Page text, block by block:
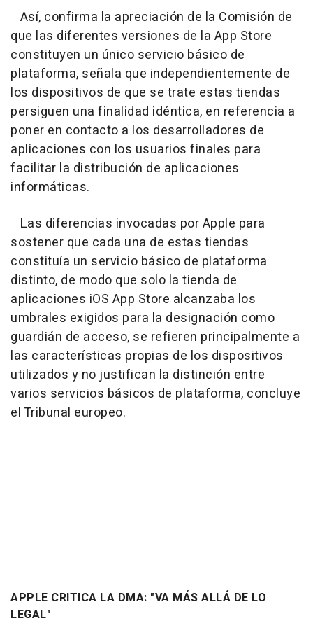
Así, confirma la apreciación de la Comisión de
que las diferentes versiones de la App Store
constituyen un único servicio básico de
plataforma, señala que independientemente de
los dispositivos de que se trate estas tiendas
persiguen una finalidad idéntica, en referencia a
poner en contacto a los desarrolladores de
aplicaciones con los usuarios finales para
facilitar la distribución de aplicaciones
informáticas.
Las diferencias invocadas por Apple para
sostener que cada una de estas tiendas
constituía un servicio básico de plataforma
distinto, de modo que solo la tienda de
aplicaciones iOS App Store alcanzaba los
umbrales exigidos para la designación como
guardián de acceso, se refieren principalmente a
las características propias de los dispositivos
utilizados y no justifican la distinción entre
varios servicios básicos de plataforma, concluye
el Tribunal europeo.
APPLE CRITICA LA DMA: "VA MÁS ALLÁ DE LO
LEGAL"